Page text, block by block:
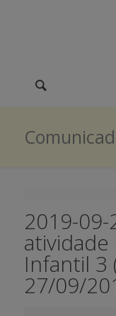
2019-
Infantil 3
27/09/